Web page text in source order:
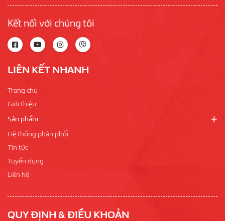
Kết nối với chúng tôi
LIÊN KẾT NHANH
Trang chủ
Giới thiệu
Sản phẩm
Hệ thống phân phối
Tin tức
Tuyển dụng
Liên hệ
QUY ĐỊNH & ĐIỀU KHOẢN